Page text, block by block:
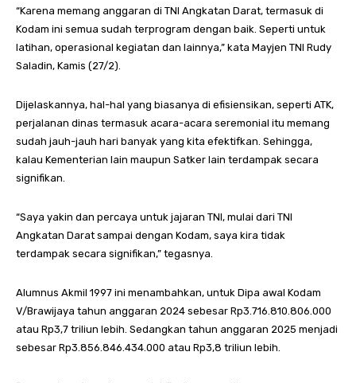
“Karena memang anggaran di TNI Angkatan Darat, termasuk di
Kodam ini semua sudah terprogram dengan baik. Seperti untuk
latihan, operasional kegiatan dan lainnya,” kata Mayjen TNI Rudy
Saladin, Kamis (27/2).
Dijelaskannya, hal-hal yang biasanya di efisiensikan, seperti ATK,
perjalanan dinas termasuk acara-acara seremonial itu memang
sudah jauh-jauh hari banyak yang kita efektifkan. Sehingga,
kalau Kementerian lain maupun Satker lain terdampak secara
signifikan.
“Saya yakin dan percaya untuk jajaran TNI, mulai dari TNI
Angkatan Darat sampai dengan Kodam, saya kira tidak
terdampak secara signifikan,” tegasnya.
Alumnus Akmil 1997 ini menambahkan, untuk Dipa awal Kodam
V/Brawijaya tahun anggaran 2024 sebesar Rp3.716.810.806.000
atau Rp3,7 triliun lebih. Sedangkan tahun anggaran 2025 menjadi
sebesar Rp3.856.846.434.000 atau Rp3,8 triliun lebih.